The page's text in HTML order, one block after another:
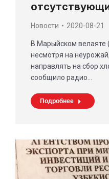
Новости 2020-08-21
В Марыйском велаяте
несмотря на
направлять на сбор
сообщило радио…
Подробнее